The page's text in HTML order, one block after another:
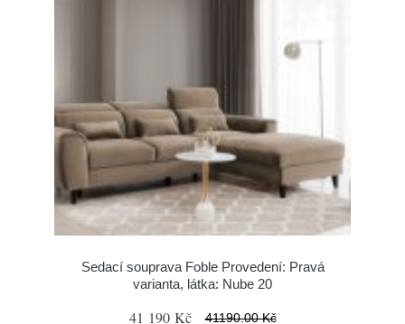
Sedací souprava Foble Provedení: Pravá
varianta, látka: Nube 20
41 190 Kč 41190.00 Kč